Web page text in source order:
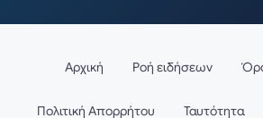
Αρχική Ροή ειδήσεων
Πολιτική Απορρήτου Ταυτότητα